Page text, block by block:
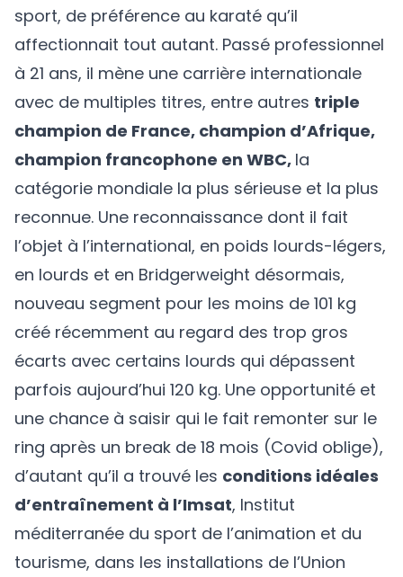
sport, de préférence au karaté qu’il
affectionnait tout autant. Passé professionnel
à 21 ans, il mène une carrière internationale
avec de multiples titres, entre autres triple
champion de France, champion d’Afrique,
champion francophone en WBC, la
catégorie mondiale la plus sérieuse et la plus
reconnue. Une reconnaissance dont il fait
l’objet à l’international, en poids lourds-légers,
en lourds et en Bridgerweight désormais,
nouveau segment pour les moins de 101 kg
créé récemment au regard des trop gros
écarts avec certains lourds qui dépassent
parfois aujourd’hui 120 kg. Une opportunité et
une chance à saisir qui le fait remonter sur le
ring après un break de 18 mois (Covid oblige),
d’autant qu’il a trouvé les conditions idéales
d’entraînement à l’Imsat, Institut
méditerranée du sport de l’animation et du
tourisme, dans les installations de l’Union